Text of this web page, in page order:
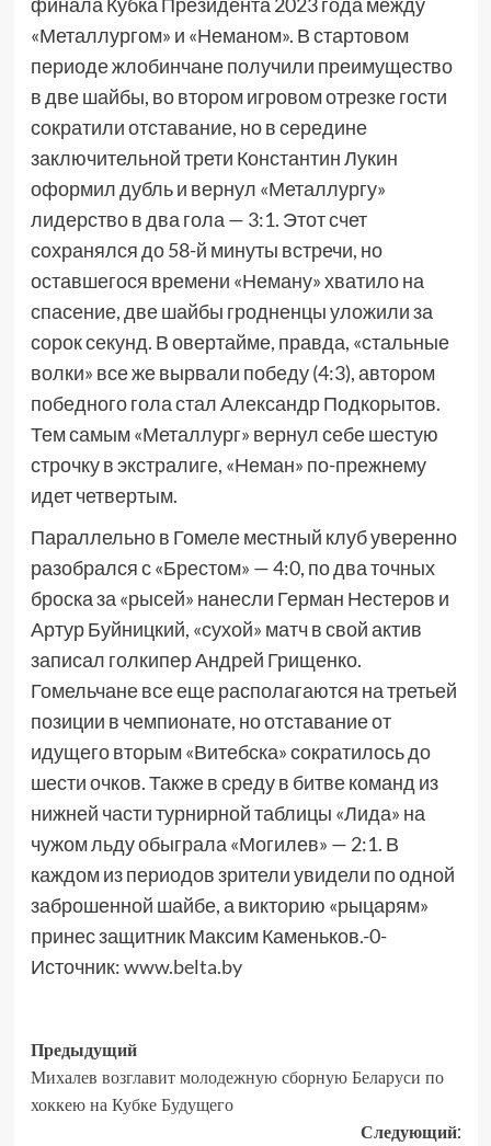
финала Кубка Президента 2023 года между
«Металлургом» и «Неманом». В стартовом
периоде жлобинчане получили преимущество
в две шайбы, во втором игровом отрезке гости
сократили отставание, но в середине
заключительной трети Константин Лукин
оформил дубль и вернул «Металлургу»
лидерство в два гола — 3:1. Этот счет
сохранялся до 58-й минуты встречи, но
оставшегося времени «Неману» хватило на
спасение, две шайбы гродненцы уложили за
сорок секунд. В овертайме, правда, «стальные
волки» все же вырвали победу (4:3), автором
победного гола стал Александр Подкорытов.
Тем самым «Металлург» вернул себе шестую
строчку в экстралиге, «Неман» по-прежнему
идет четвертым.
Параллельно в Гомеле местный клуб уверенно
разобрался с «Брестом» — 4:0, по два точных
броска за «рысей» нанесли Герман Нестеров и
Артур Буйницкий, «сухой» матч в свой актив
записал голкипер Андрей Грищенко.
Гомельчане все еще располагаются на третьей
позиции в чемпионате, но отставание от
идущего вторым «Витебска» сократилось до
шести очков. Также в среду в битве команд из
нижней части турнирной таблицы «Лида» на
чужом льду обыграла «Могилев» — 2:1. В
каждом из периодов зрители увидели по одной
заброшенной шайбе, а викторию «рыцарям»
принес защитник Максим Каменьков.-0-
Источник:www.belta.by
Предыдущий
Михалев возглавит молодежную сборную Беларуси по
хоккею на Кубке Будущего
Следующий: